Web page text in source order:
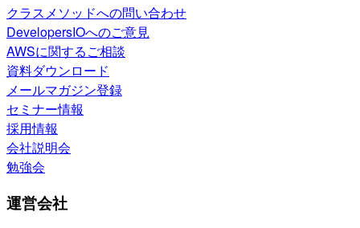
クラスメソッドへの問い合わせ
DevelopersIOへのご意見
AWSに関するご相談
資料ダウンロード
メールマガジン登録
セミナー情報
採用情報
会社説明会
勉強会
運営会社